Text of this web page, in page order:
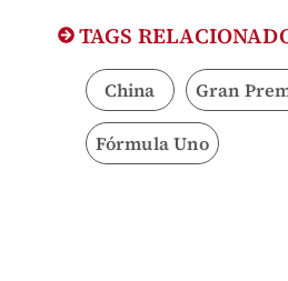
TAGS
China Gran
Fórmula Uno